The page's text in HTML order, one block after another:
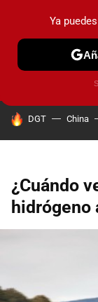
PRUEBAS
HOY SE HABLA
DGT China
¿Cuándo
hidrógeno
Ya